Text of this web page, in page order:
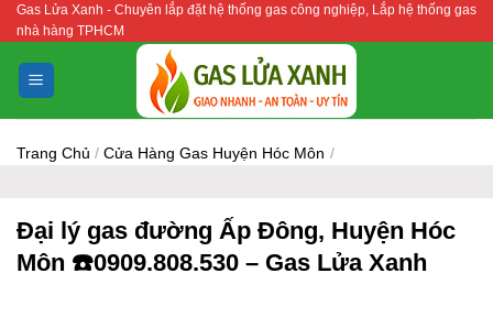
Bỏ
qua
nội
dung
Gas Lửa Xanh - Chuyên lắp đặt hệ thống gas công nghiệp, Lắp hệ thống gas
nhà hàng TPHCM
Trang Chủ / Cửa Hàng Gas Huyện Hóc Môn /
Đại lý gas đường Ấp Đông, Huyện Hóc
Môn ☎️0909.808.530 – Gas Lửa Xanh